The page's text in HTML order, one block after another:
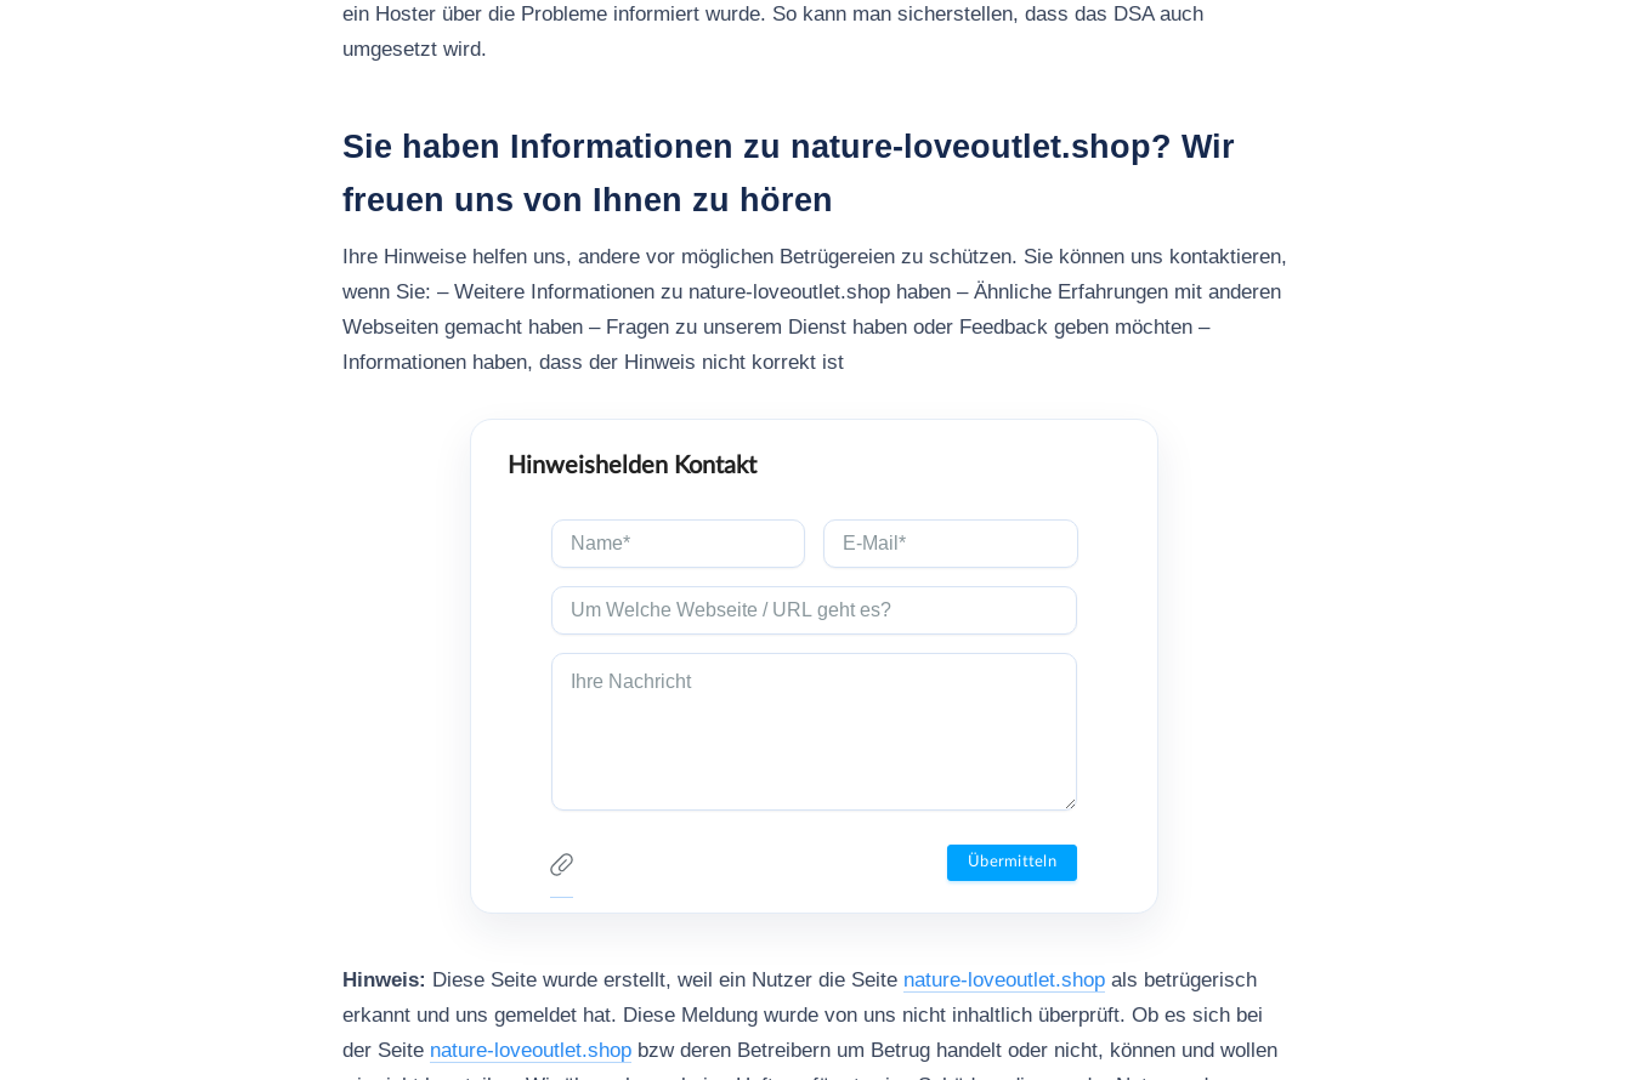
ein Hoster über die Probleme informiert wurde. So kann man sicherstellen, dass das DSA auch
umgesetzt wird.
Sie haben Informationen zu nature-loveoutlet.shop? Wir
freuen uns von Ihnen zu hören
Ihre Hinweise helfen uns, andere vor möglichen Betrügereien zu schützen. Sie können uns kontaktieren,
wenn Sie: – Weitere Informationen zu nature-loveoutlet.shop haben – Ähnliche Erfahrungen mit anderen
Webseiten gemacht haben – Fragen zu unserem Dienst haben oder Feedback geben möchten –
Informationen haben, dass der Hinweis nicht korrekt ist
Hinweishelden Kontakt
Hinweis: Diese Seite wurde erstellt, weil ein Nutzer die Seite nature-loveoutlet.shop als betrügerisch
erkannt und uns gemeldet hat. Diese Meldung wurde von uns nicht inhaltlich überprüft. Ob es sich bei
der Seite nature-loveoutlet.shop bzw deren Betreibern um Betrug handelt oder nicht, können und wollen